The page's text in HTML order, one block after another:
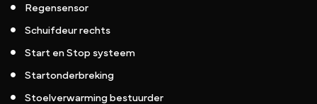
Regensensor
Schuifdeur rechts
Start en Stop systeem
Startonderbreking
Stoelverwarming bestuurder